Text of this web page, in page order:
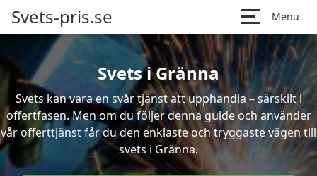
Svets-pris.se Menu
Svets i Gränna
Svets kan vara en svår tjänst att upphandla – särskilt i
offertfasen. Men om du följer denna guide och använder
vår offerttjänst får du den enklaste och tryggaste vägen till
svets i Gränna.